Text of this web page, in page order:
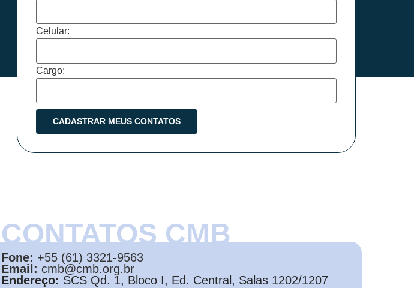
Celular:
Cargo:
CONTATOS CMB
Fone: +55 (61) 3321-9563
Email: cmb@cmb.org.br
Endereço: SCS Qd. 1, Bloco I, Ed. Central, Salas 1202/1207